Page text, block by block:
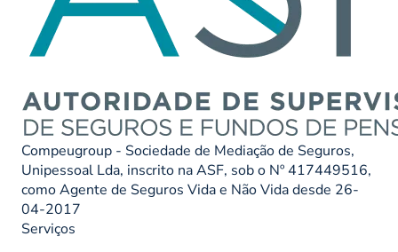
Compeugroup - Sociedade de Mediação de Seguros,
Unipessoal Lda, inscrito na ASF, sob o Nº 417449516,
como Agente de Seguros Vida e Não Vida desde 26-
04-2017
Serviços